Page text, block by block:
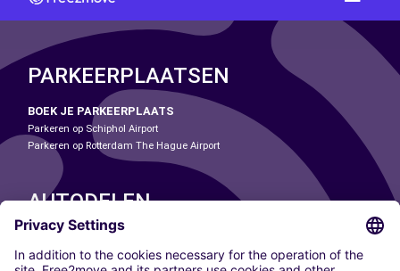
PARKEERPLAATSEN
BOEK JE PARKEERPLAATS
Parkeren op Schiphol Airport
Parkeren op Rotterdam The Hague Airport
AUTODELEN
ONZE STEDEN
Paris